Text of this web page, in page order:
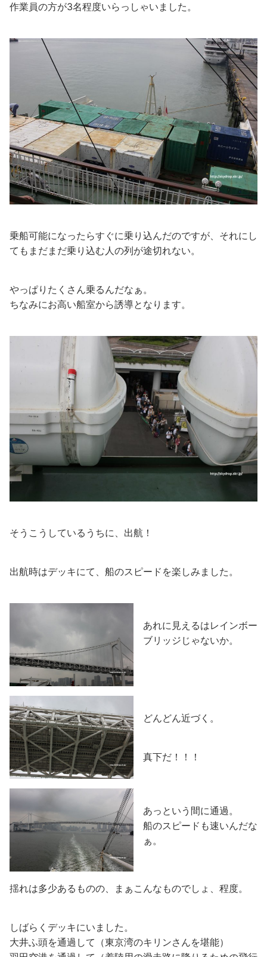
作業員の方が3名程度いらっしゃいました。
乗船可能になったらすぐに乗り込んだのですが、それにし
てもまだまだ乗り込む人の列が途切れない。
やっぱりたくさん乗るんだなぁ。
ちなみにお高い船室から誘導となります。
そうこうしているうちに、出航！
出航時はデッキにて、船のスピードを楽しみました。
あれに見えるはレインボー
ブリッジじゃないか。
どんどん近づく。
真下だ！！！
あっという間に通過。
船のスピードも速いんだな
ぁ。
揺れは多少あるものの、まぁこんなものでしょ、程度。
しばらくデッキにいました。
大井ふ頭を通過して（東京湾のキリンさんを堪能）